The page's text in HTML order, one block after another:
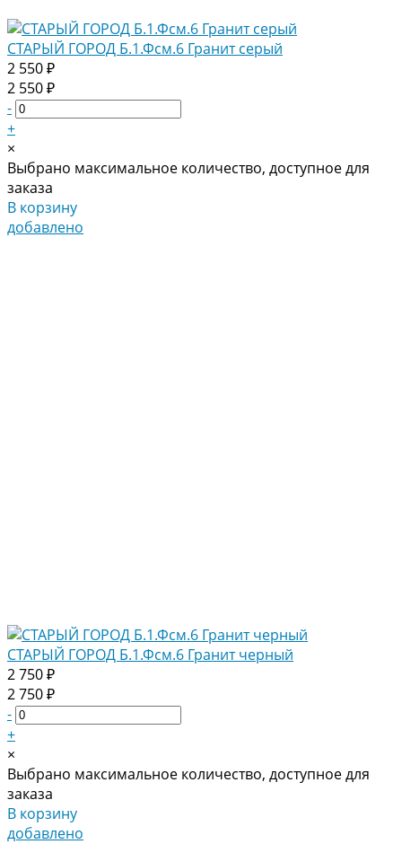
СТАРЫЙ ГОРОД Б.1.Фсм.6 Гранит серый
2 550 ₽
2 550 ₽
-
+
×
Выбрано максимальное количество, доступное для
заказа
В корзину
добавлено
СТАРЫЙ ГОРОД Б.1.Фсм.6 Гранит черный
2 750 ₽
2 750 ₽
-
+
×
Выбрано максимальное количество, доступное для
заказа
В корзину
добавлено